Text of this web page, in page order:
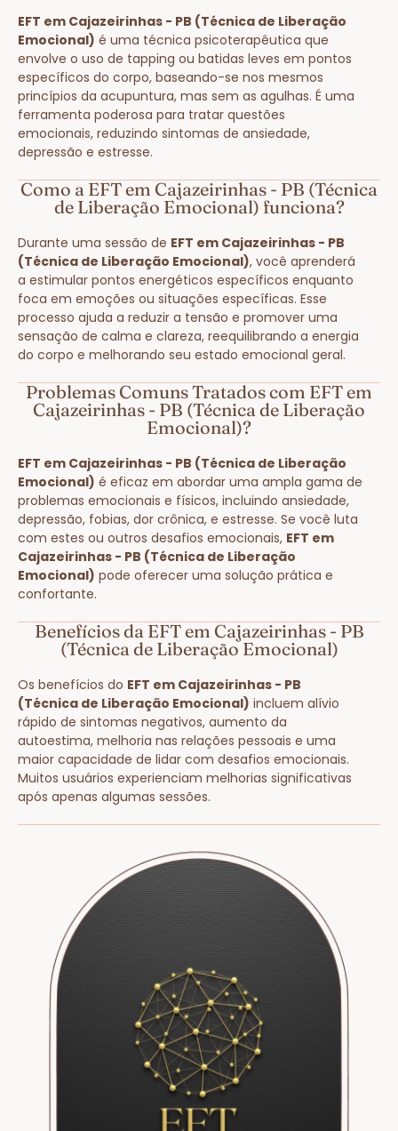
EFT em Cajazeirinhas - PB (Técnica de Liberação
Emocional) é uma técnica psicoterapêutica que
envolve o uso de tapping ou batidas leves em pontos
específicos do corpo, baseando-se nos mesmos
princípios da acupuntura, mas sem as agulhas. É uma
ferramenta poderosa para tratar questões
emocionais, reduzindo sintomas de ansiedade,
depressão e estresse.
Como a EFT em Cajazeirinhas - PB (Técnica
de Liberação Emocional) funciona?
Durante uma sessão de EFT em Cajazeirinhas - PB
(Técnica de Liberação Emocional), você aprenderá
a estimular pontos energéticos específicos enquanto
foca em emoções ou situações específicas. Esse
processo ajuda a reduzir a tensão e promover uma
sensação de calma e clareza, reequilibrando a energia
do corpo e melhorando seu estado emocional geral.
Problemas Comuns Tratados com EFT em
Cajazeirinhas - PB (Técnica de Liberação
Emocional)?
EFT em Cajazeirinhas - PB (Técnica de Liberação
Emocional) é eficaz em abordar uma ampla gama de
problemas emocionais e físicos, incluindo ansiedade,
depressão, fobias, dor crônica, e estresse. Se você luta
com estes ou outros desafios emocionais, EFT em
Cajazeirinhas - PB (Técnica de Liberação
Emocional) pode oferecer uma solução prática e
confortante.
Benefícios da EFT em Cajazeirinhas - PB
(Técnica de Liberação Emocional)
Os benefícios do EFT em Cajazeirinhas - PB
(Técnica de Liberação Emocional) incluem alívio
rápido de sintomas negativos, aumento da
autoestima, melhoria nas relações pessoais e uma
maior capacidade de lidar com desafios emocionais.
Muitos usuários experienciam melhorias significativas
após apenas algumas sessões.